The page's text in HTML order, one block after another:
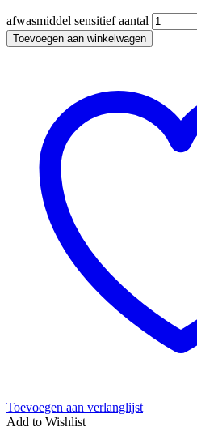
afwasmiddel sensitief aantal
Toevoegen aan winkelwagen
Toevoegen aan verlanglijst
Add to Wishlist